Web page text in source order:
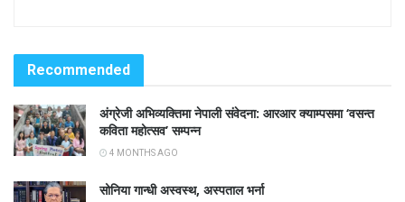
Recommended
अंग्रेजी अभिव्यक्तिमा नेपाली संवेदना: आरआर क्याम्पसमा ‘वसन्त
कविता महोत्सव’ सम्पन्न
4 MONTHS AGO
सोनिया गान्धी अस्वस्थ, अस्पताल भर्ना